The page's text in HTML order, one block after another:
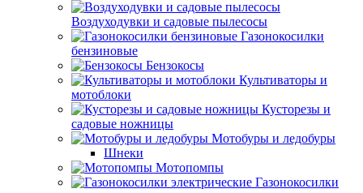
Воздуходувки и садовые пылесосы
Газонокосилки
бензиновые
Бензокосы
Культиваторы и
мотоблоки
Кусторезы и
садовые ножницы
Мотобуры и ледобуры
Шнеки
Мотопомпы
Газонокосилки